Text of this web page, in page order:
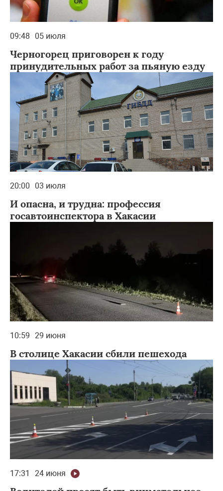
09:48 05 июля
Черногорец приговорен к году
принудительных работ за пьяную езду
20:00 03 июля
И опасна, и трудна: профессия
госавтоинспектора в Хакасии
10:59 29 июня
В столице Хакасии сбили пешехода
17:31 24 июня